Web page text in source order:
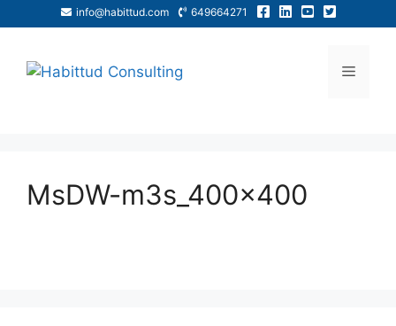
info@habittud.com 649664271
MsDW-m3s_400x400